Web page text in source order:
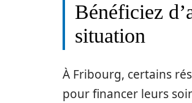
Bénéficiez
situation
À Fribourg, certains
pour financer leurs